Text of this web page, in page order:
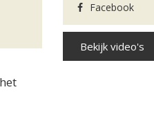
Facebook
Bekijk video's